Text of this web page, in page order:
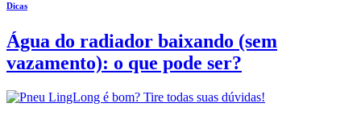
Dicas
Água do radiador baixando (sem
vazamento): o que pode ser?